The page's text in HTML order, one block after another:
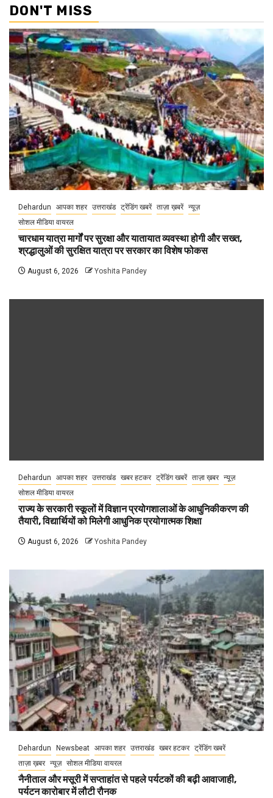
DON'T MISS
Dehardun आपका शहर उत्तराखंड ट्रेंडिंग खबरें ताज़ा ख़बरें न्यूज़
सोशल मीडिया वायरल
चारधाम यात्रा मार्गों पर सुरक्षा और यातायात व्यवस्था होगी और सख्त,
श्रद्धालुओं की सुरक्षित यात्रा पर सरकार का विशेष फोकस
August 6, 2026 Yoshita Pandey
Dehardun आपका शहर उत्तराखंड खबर हटकर ट्रेंडिंग खबरें ताज़ा ख़बर न्यूज़
सोशल मीडिया वायरल
राज्य के सरकारी स्कूलों में विज्ञान प्रयोगशालाओं के आधुनिकीकरण की
तैयारी, विद्यार्थियों को मिलेगी आधुनिक प्रयोगात्मक शिक्षा
August 6, 2026 Yoshita Pandey
Dehardun Newsbeat आपका शहर उत्तराखंड खबर हटकर ट्रेंडिंग खबरें
ताज़ा ख़बर न्यूज़ सोशल मीडिया वायरल
नैनीताल और मसूरी में सप्ताहांत से पहले पर्यटकों की बढ़ी आवाजाही,
पर्यटन कारोबार में लौटी रौनक